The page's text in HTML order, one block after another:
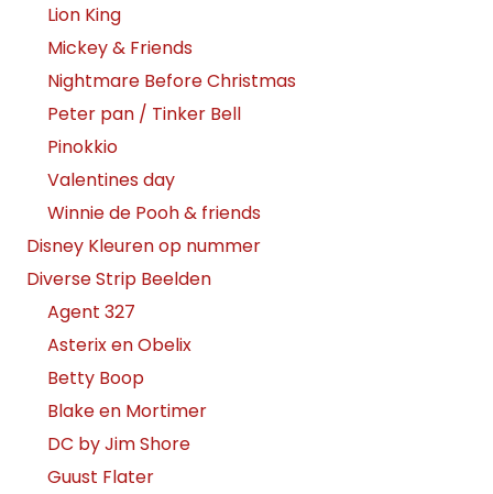
Lion King
Mickey & Friends
Nightmare Before Christmas
Peter pan / Tinker Bell
Pinokkio
Valentines day
Winnie de Pooh & friends
Disney Kleuren op nummer
Diverse Strip Beelden
Agent 327
Asterix en Obelix
Betty Boop
Blake en Mortimer
DC by Jim Shore
Guust Flater